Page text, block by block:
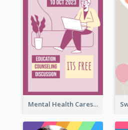
Mental Health Caresses Instagram Story